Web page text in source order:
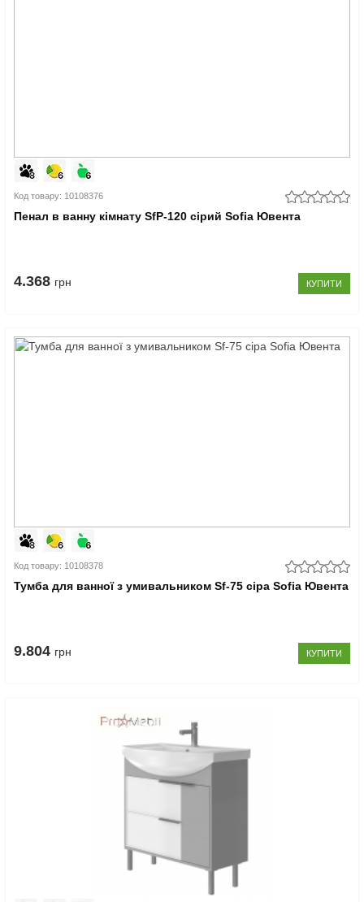
Код товару: 10108376
Пенал в ванну кімнату SfP-120 сірий Sofia Ювента
4.368 грн КУПИТИ
Код товару: 10108378
Тумба для ванної з умивальником Sf-75 сіра Sofia Ювента
9.804 грн КУПИТИ